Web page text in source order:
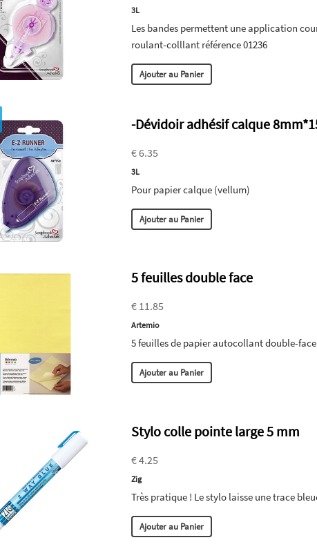
3L
Les bandes permettent une application
roulant-colllant référence 01236
Ajouter au Panier
-Dévidoir adhésif calque
€ 6.35
3L
Pour papier calque (vellum)
Ajouter au Panier
5 feuilles double face
€ 11.85
Artemio
5 feuilles de papier autocollant double-
Ajouter au Panier
Stylo colle pointe large 5 mm
€ 4.25
Zig
Très pratique ! Le stylo laisse une trace
Ajouter au Panier